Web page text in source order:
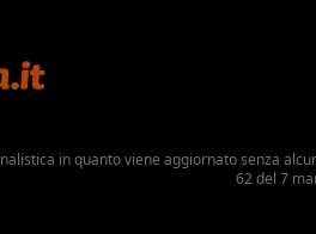
in quanto viene aggiornato senza
62 del 7